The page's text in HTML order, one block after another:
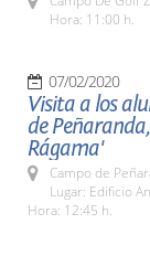
Hora: 11:00 h.
07/02/2020
Visita a los
de
Rágama'
Campo de
Lugar: Edificio
Hora: 12:45 h.